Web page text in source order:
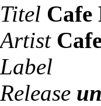
Titel Cafe
Artist
Label
Release